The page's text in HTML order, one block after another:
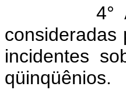
4° As
consideradas
incidentes
qüinqüênios.